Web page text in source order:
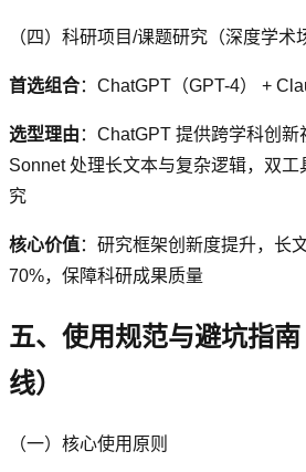
（四）科研项目/课题研究（深度学术
首选组合：ChatGPT（GPT-4） +
选型理由 ：ChatGPT 提供跨学科创
Sonnet 处理长文本与复杂逻辑，双
究
核心价值：研究框架创新度提升，长
70%，保障科研成果质量
五、使用规范与避坑指
线）
（一）核心使用原则